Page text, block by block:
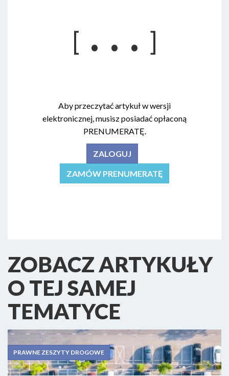
[ . . . ]
Aby przeczytać artykuł w wersji
elektronicznej, musisz posiadać opłaconą
PRENUMERATĘ.
ZALOGUJ
ZAMÓW PRENUMERATĘ
ZOBACZ ARTYKUŁY
O TEJ SAMEJ
TEMATYCE
PRAWNE ZESZYTY DROGOWE